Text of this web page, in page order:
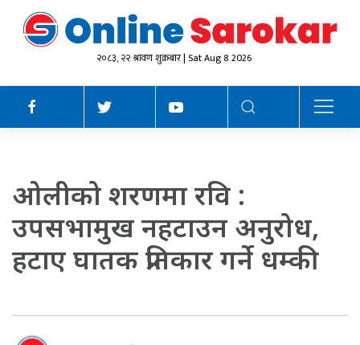
२०८३, २२ श्रावण शुक्रबार | Sat Aug 8 2026
ओलीको शरणमा रवि :
उपसभामुख नहटाउन अनुरोध,
हटाए घातक प्रतिकार गर्ने धम्की